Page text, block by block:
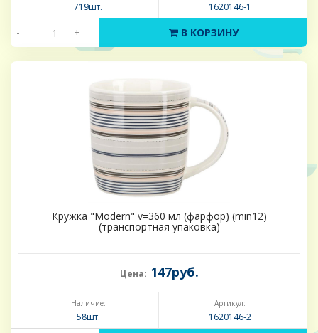
719шт. 1620146-1
- + В КОРЗИНУ
Кружка "Modern" v=360 мл (фарфор) (min12)
(транспортная упаковка)
Цена: 147руб.
Наличие:
58шт.
Артикул:
1620146-2